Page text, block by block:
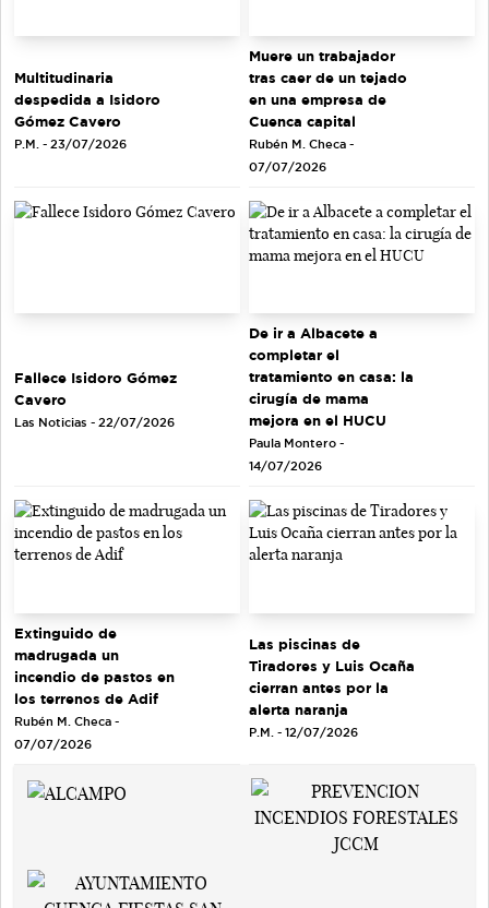
Multitudinaria
despedida a Isidoro
Gómez Cavero
P.M. - 23/07/2026
Muere un trabajador
tras caer de un tejado
en una empresa de
Cuenca capital
Rubén M. Checa -
07/07/2026
Fallece Isidoro Gómez
Cavero
Las Noticias - 22/07/2026
De ir a Albacete a
completar el
tratamiento en casa: la
cirugía de mama
mejora en el HUCU
Paula Montero -
14/07/2026
Extinguido de
madrugada un
incendio de pastos en
los terrenos de Adif
Rubén M. Checa -
07/07/2026
Las piscinas de
Tiradores y Luis Ocaña
cierran antes por la
alerta naranja
P.M. - 12/07/2026